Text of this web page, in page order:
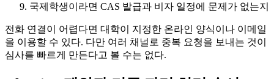
국제학생이라면 CAS 발급과 비자 일정에 문제가 없는지
전화 연결이 어렵다면 대학이 지정한 온라인 양식이나 이메일
을 이용할 수 있다. 다만 여러 채널로 중복 요청을 보내는 것이
심사를 빠르게 만든다고 볼 수는 없다.